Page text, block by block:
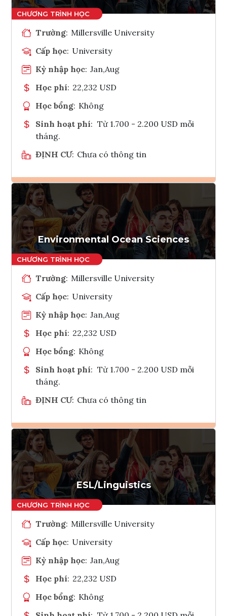
Trường: Millersville University
Cấp học: University
Kỳ nhập học: Jan,Aug
Học phí: 22,232 USD
Học bổng: Không
Sinh hoạt phí: Từ 1.700 - 2.200 USD mỗi
tháng.
ĐỊNH CƯ: Chưa có thông tin
Ghi danh
Tham vấn Interlink
Environmental Ocean Sciences
Trường: Millersville University
Cấp học: University
Kỳ nhập học: Jan,Aug
Học phí: 22,232 USD
Học bổng: Không
Sinh hoạt phí: Từ 1.700 - 2.200 USD mỗi
tháng.
ĐỊNH CƯ: Chưa có thông tin
Ghi danh
Tham vấn Interlink
ESL/Linguistics
Trường: Millersville University
Cấp học: University
Kỳ nhập học: Jan,Aug
Học phí: 22,232 USD
Học bổng: Không